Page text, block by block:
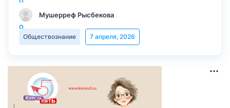
Мушерреф Рысбекова
Обществознание 7 апреля, 2026